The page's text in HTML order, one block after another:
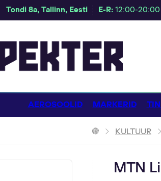
Tondi 8a, Tallinn, Eesti E-R: 12:00-20:00
AEROSOOLID MARKERID
KULTUUR
MTN